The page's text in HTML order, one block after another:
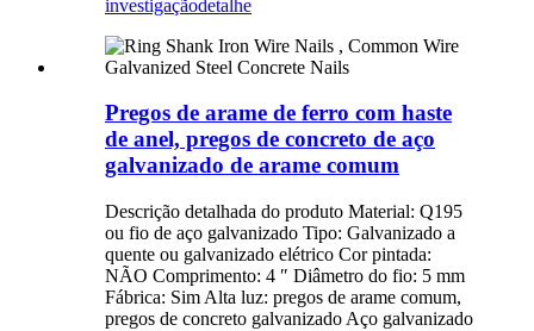
investigaçãodetalhe
Pregos de arame de ferro com haste
de anel, pregos de concreto de aço
galvanizado de arame comum
Descrição detalhada do produto Material: Q195
ou fio de aço galvanizado Tipo: Galvanizado a
quente ou galvanizado elétrico Cor pintada:
NÃO Comprimento: 4 ″ Diâmetro do fio: 5 mm
Fábrica: Sim Alta luz: pregos de arame comum,
pregos de concreto galvanizado Aço galvanizado